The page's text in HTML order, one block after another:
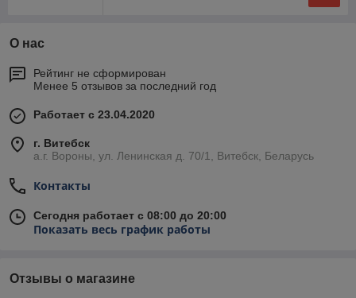
О нас
Рейтинг не сформирован
Менее 5 отзывов за последний год
Работает с 23.04.2020
г. Витебск
а.г. Вороны, ул. Ленинская д. 70/1, Витебск, Беларусь
Контакты
Сегодня работает с 08:00 до 20:00
Показать весь график работы
Отзывы о магазине